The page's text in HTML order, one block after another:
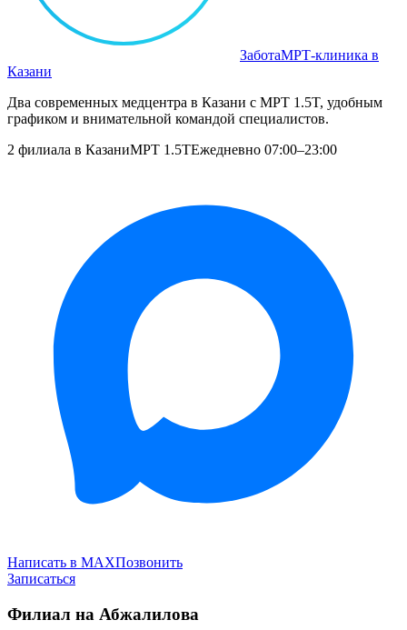
ЗаботаМРТ‑клиника в
Казани
Два современных медцентра в Казани с МРТ 1.5T, удобным
графиком и внимательной командой специалистов.
2 филиала в КазаниМРТ 1.5TЕжедневно 07:00–23:00
Написать в MAXПозвонить
Записаться
Филиал на Абжалилова